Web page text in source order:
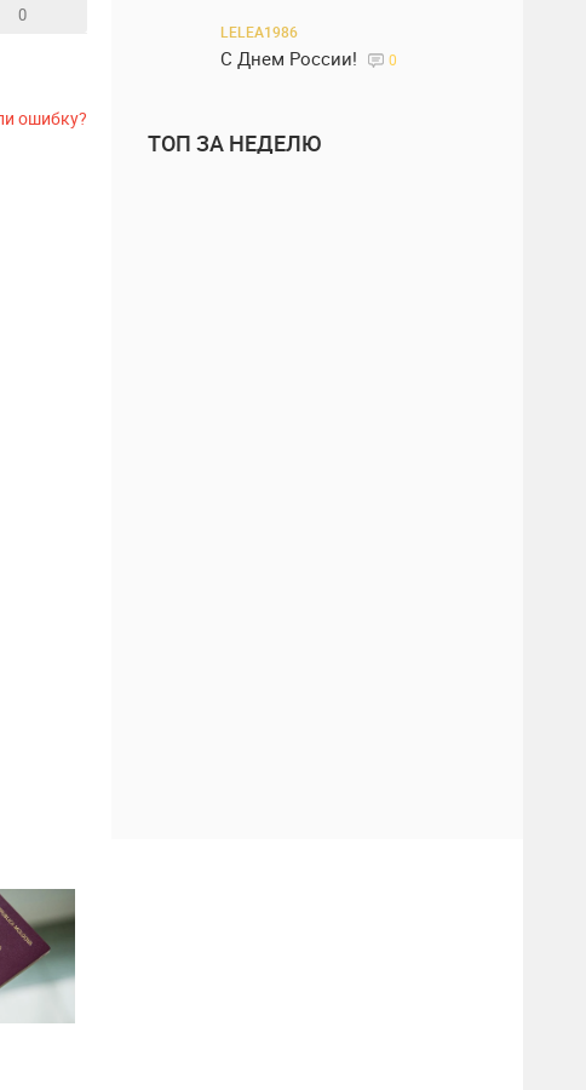
0
ошибку?
LELEA1986
С Днем России! 0
ТОП ЗА НЕДЕЛЮ